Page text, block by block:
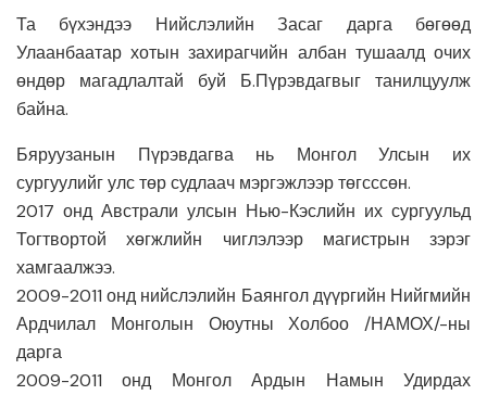
Та бүхэндээ Нийслэлийн Засаг дарга бөгөөд
Улаанбаатар хотын захирагчийн албан тушаалд очих
өндөр магадлалтай буй Б.Пүрэвдагвыг танилцуулж
байна.
Бяруузанын Пүрэвдагва нь Монгол Улсын их
сургуулийг улс төр судлаач мэргэжлээр төгсссөн.
2017 онд Австрали улсын Нью-Кэслийн их сургуульд
Тогтвортой хөгжлийн чиглэлээр магистрын зэрэг
хамгаалжээ.
2009-2011 онд нийслэлийн Баянгол дүүргийн Нийгмийн
Ардчилал Монголын Оюутны Холбоо /НАМОХ/-ны
дарга
2009-2011 онд Монгол Ардын Намын Удирдах